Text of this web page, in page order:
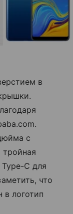
в
с
C для
что
в логотип